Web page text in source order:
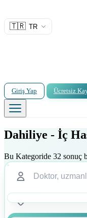
🇹🇷 TR
Giriş Yap Ücretsiz
Dahiliye - İç
Bu Kategoride 32 sonuç